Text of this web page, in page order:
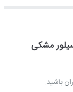
مشکی
باشید.